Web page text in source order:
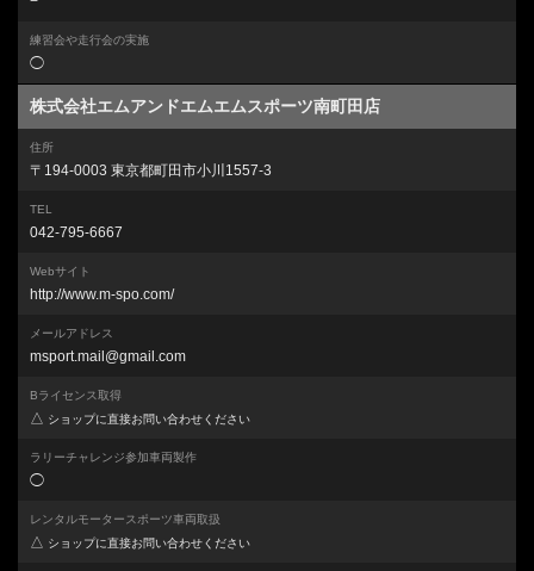
練習会や走行会の実施
◯
株式会社エムアンドエムエムスポーツ南町田店
住所
〒194-0003 東京都町田市小川1557-3
TEL
042-795-6667
Webサイト
http://www.m-spo.com/
メールアドレス
msport.mail@gmail.com
Bライセンス取得
△ ショップに直接お問い合わせください
ラリーチャレンジ参加車両製作
◯
レンタルモータースポーツ車両取扱
△ ショップに直接お問い合わせください